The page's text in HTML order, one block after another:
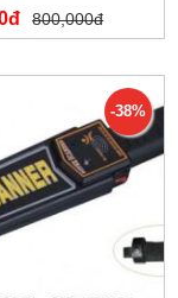
800,000đ
-38%